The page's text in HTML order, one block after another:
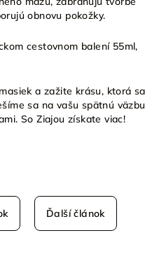
obnovu pokožky.
cestovnom balení 55ml,
a zažite krásu, ktorá sa
sa na vašu spätnú väzbu
So Ziajou získate viac!
Ďalší článok